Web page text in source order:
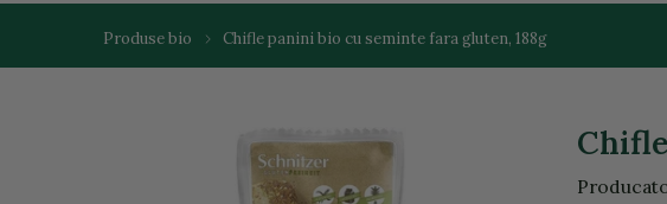
Produse bio Chifle panini bio cu seminte fara gluten, 188g